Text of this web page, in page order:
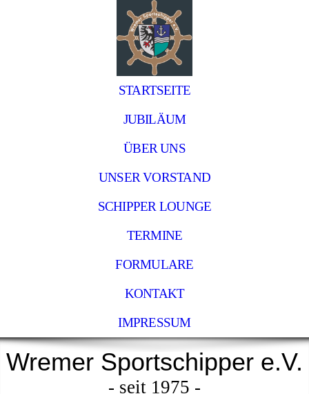
STARTSEITE
JUBILÄUM
ÜBER UNS
UNSER VORSTAND
SCHIPPER LOUNGE
TERMINE
FORMULARE
KONTAKT
IMPRESSUM
Wremer Sportschipper e.V.
- seit 1975 -